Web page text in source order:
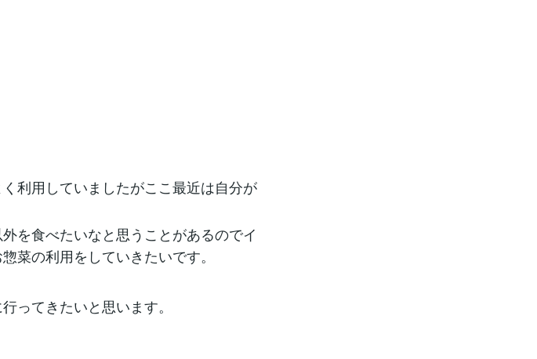
利用していましたがここ最近は自分が
を食べたいなと思うことがあるのでイ
菜の利用をしていきたいです。
ってきたいと思います。